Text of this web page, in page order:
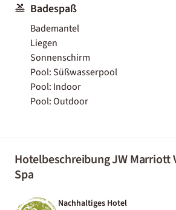
Badespaß
Bademantel
Liegen
Sonnenschirm
Pool: Süßwasserpool
Pool: Indoor
Pool: Outdoor
Hotelbeschreibung JW Marriott
Spa
Nachhaltiges Hotel